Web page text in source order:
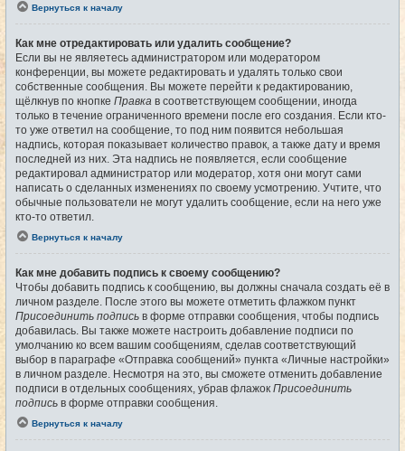
Вернуться к началу
Как мне отредактировать или удалить сообщение?
Если вы не являетесь администратором или модератором
конференции, вы можете редактировать и удалять только свои
собственные сообщения. Вы можете перейти к редактированию,
щёлкнув по кнопке Правка в соответствующем сообщении, иногда
только в течение ограниченного времени после его создания. Если кто-
то уже ответил на сообщение, то под ним появится небольшая
надпись, которая показывает количество правок, а также дату и время
последней из них. Эта надпись не появляется, если сообщение
редактировал администратор или модератор, хотя они могут сами
написать о сделанных изменениях по своему усмотрению. Учтите, что
обычные пользователи не могут удалить сообщение, если на него уже
кто-то ответил.
Вернуться к началу
Как мне добавить подпись к своему сообщению?
Чтобы добавить подпись к сообщению, вы должны сначала создать её в
личном разделе. После этого вы можете отметить флажком пункт
Присоединить подпись в форме отправки сообщения, чтобы подпись
добавилась. Вы также можете настроить добавление подписи по
умолчанию ко всем вашим сообщениям, сделав соответствующий
выбор в параграфе «Отправка сообщений» пункта «Личные настройки»
в личном разделе. Несмотря на это, вы сможете отменить добавление
подписи в отдельных сообщениях, убрав флажок Присоединить
подпись в форме отправки сообщения.
Вернуться к началу